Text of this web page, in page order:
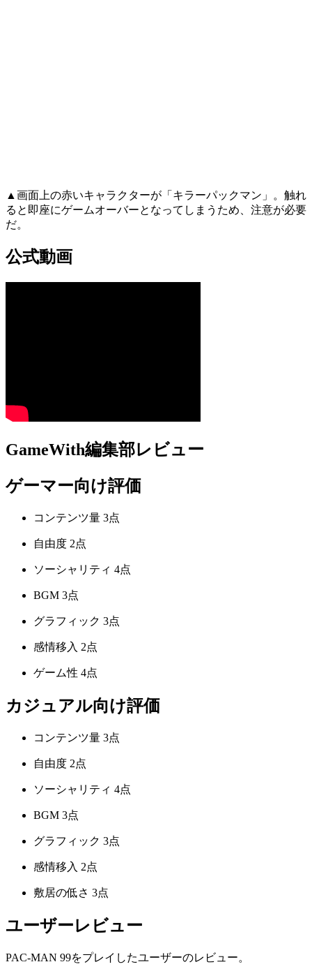
▲画面上の赤いキャラクターが「キラーパックマン」。触れ
ると即座にゲームオーバーとなってしまうため、注意が必要
だ。
公式動画
GameWith編集部レビュー
ゲーマー向け評価
コンテンツ量 3点
自由度 2点
ソーシャリティ 4点
BGM 3点
グラフィック 3点
感情移入 2点
ゲーム性 4点
カジュアル向け評価
コンテンツ量 3点
自由度 2点
ソーシャリティ 4点
BGM 3点
グラフィック 3点
感情移入 2点
敷居の低さ 3点
ユーザーレビュー
PAC-MAN 99をプレイしたユーザーのレビュー。